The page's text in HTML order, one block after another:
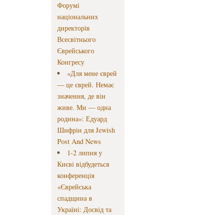
Форумі
національних
директорів
Всесвітнього
Єврейського
Конгресу
«Для мене єврей
— це єврей. Немає
значення, де він
живе. Ми — одна
родина»: Едуард
Шифрін для Jewish
Post And News
1-2 липня у
Києві відбудеться
конференція
«Єврейська
спадщина в
Україні: Досвід та